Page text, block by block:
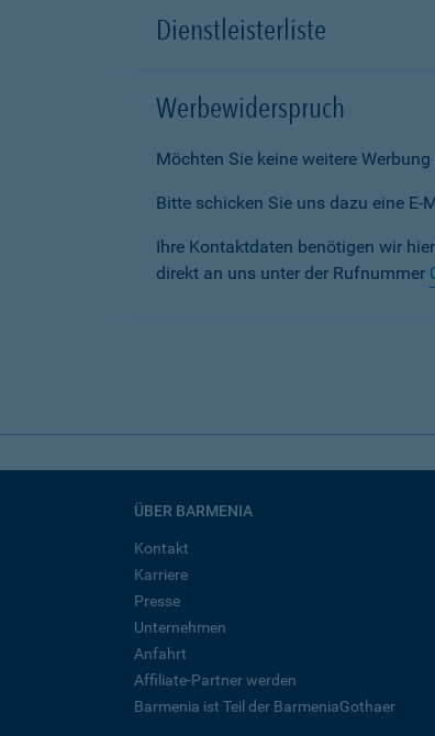
Dienstleisterliste
Werbewiderspruch
Möchten Sie keine weitere
Bitte schicken Sie uns dazu eine
Ihre Kontaktdaten benötigen wir
direkt an uns unter der Rufnummer
ÜBER BARMENIA
Kontakt
Karriere
Presse
Unternehmen
Anfahrt
Affiliate-Partner werden
Barmenia ist Teil der BarmeniaGothaer